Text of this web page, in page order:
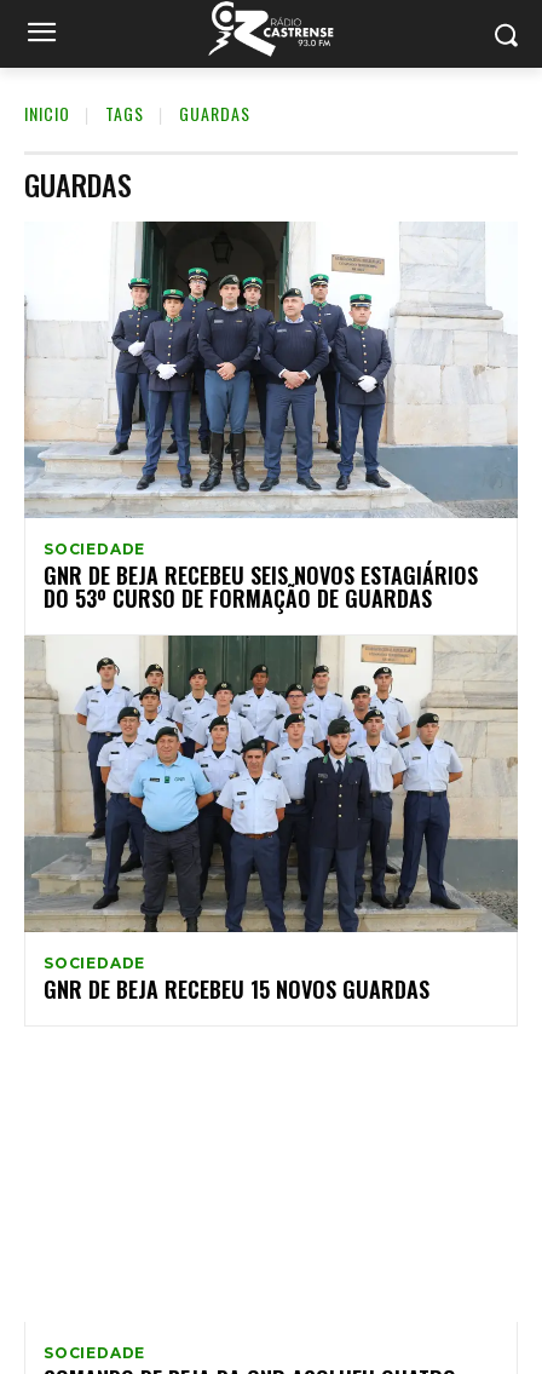
INICIO TAGS GUARDAS
GUARDAS
SOCIEDADE
GNR DE BEJA RECEBEU SEIS NOVOS ESTAGIÁRIOS
DO 53º CURSO DE FORMAÇÃO DE GUARDAS
SOCIEDADE
GNR DE BEJA RECEBEU 15 NOVOS GUARDAS
SOCIEDADE